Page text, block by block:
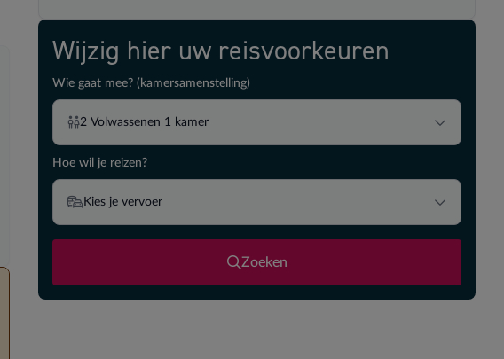
Wijzig hier uw reisvoorkeuren
Wie gaat mee? (kamersamenstelling)
2 Volwassenen 1 kamer
Hoe wil je reizen?
Kies je vervoer
Zoeken